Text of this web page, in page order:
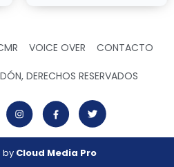
VOICE OVER CONTACTO
DERECHOS RESERVADOS
by Cloud Media Pro